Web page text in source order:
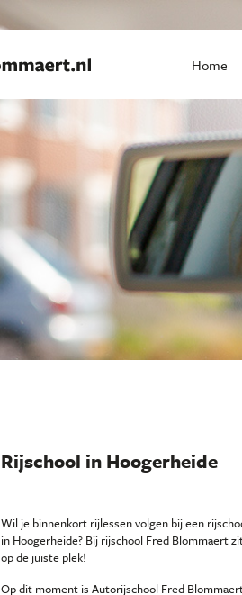
Home
Rijschool in Hoogerheide
Wil je binnenkort rijlessen volgen bij een
in Hoogerheide? Bij rijschool Fred Blommaert
op de juiste plek!
Op dit moment is Autorijschool Fred